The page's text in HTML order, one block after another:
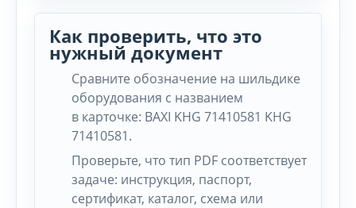
Как проверить, что это
нужный документ
Сравните обозначение на шильдике
оборудования с названием
в карточке: BAXI KHG 71410581 KHG
71410581.
Проверьте, что тип PDF соответствует
задаче: инструкция, паспорт,
сертификат, каталог, схема или